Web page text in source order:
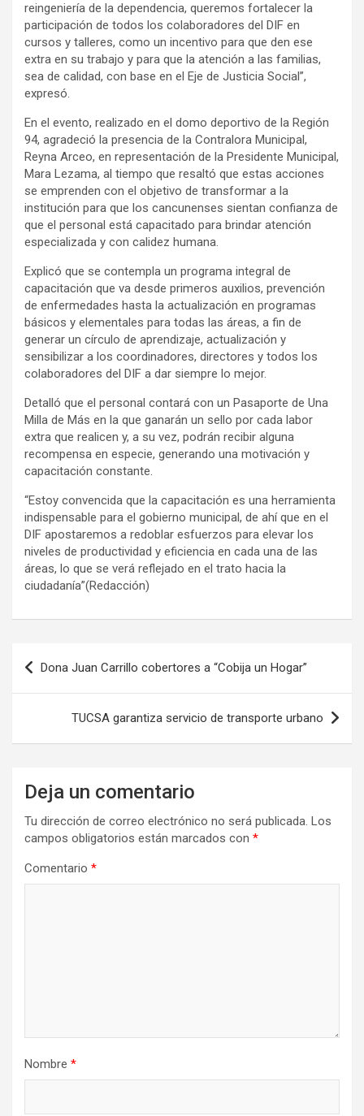
reingeniería de la dependencia, queremos fortalecer la
participación de todos los colaboradores del DIF en
cursos y talleres, como un incentivo para que den ese
extra en su trabajo y para que la atención a las familias,
sea de calidad, con base en el Eje de Justicia Social”,
expresó.
En el evento, realizado en el domo deportivo de la Región
94, agradeció la presencia de la Contralora Municipal,
Reyna Arceo, en representación de la Presidente Municipal,
Mara Lezama, al tiempo que resaltó que estas acciones
se emprenden con el objetivo de transformar a la
institución para que los cancunenses sientan confianza de
que el personal está capacitado para brindar atención
especializada y con calidez humana.
Explicó que se contempla un programa integral de
capacitación que va desde primeros auxilios, prevención
de enfermedades hasta la actualización en programas
básicos y elementales para todas las áreas, a fin de
generar un círculo de aprendizaje, actualización y
sensibilizar a los coordinadores, directores y todos los
colaboradores del DIF a dar siempre lo mejor.
Detalló que el personal contará con un Pasaporte de Una
Milla de Más en la que ganarán un sello por cada labor
extra que realicen y, a su vez, podrán recibir alguna
recompensa en especie, generando una motivación y
capacitación constante.
“Estoy convencida que la capacitación es una herramienta
indispensable para el gobierno municipal, de ahí que en el
DIF apostaremos a redoblar esfuerzos para elevar los
niveles de productividad y eficiencia en cada una de las
áreas, lo que se verá reflejado en el trato hacia la
ciudadanía”(Redacción)
Navegación
de
entradas
Dona Juan Carrillo cobertores a “Cobija un Hogar”
TUCSA garantiza servicio de transporte urbano
Deja un comentario
Tu dirección de correo electrónico no será publicada. Los
campos obligatorios están marcados con *
Comentario *
Nombre *